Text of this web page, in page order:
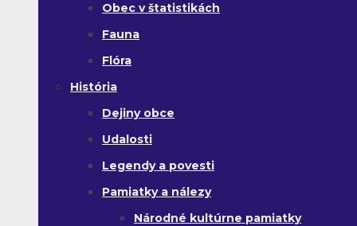
Obec v štatistikách
Fauna
Flóra
História
Dejiny obce
Udalosti
Legendy a povesti
Pamiatky a nálezy
Národné kultúrne pamiatky